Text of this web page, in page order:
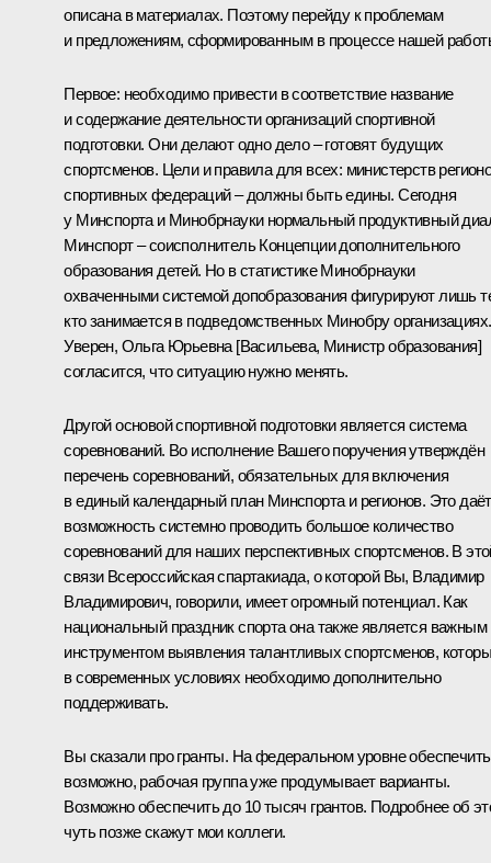
описана в материалах. Поэтому перейду к проблемам
и предложениям, сформированным в процессе нашей
Первое: необходимо привести в соответствие название
и содержание деятельности организаций спортивной
подготовки. Они делают одно дело – готовят будущих
спортсменов. Цели и правила для всех: министерств
спортивных федераций – должны быть едины. Сегодня
у Минспорта и Минобрнауки нормальный продуктивный
Минспорт – соисполнитель Концепции дополнительного
образования детей. Но в статистике Минобрнауки
охваченными системой допобразования фигурируют лишь
кто занимается в подведомственных Минобру организациях.
Уверен, Ольга Юрьевна [Васильева, Министр образования]
согласится, что ситуацию нужно менять.
Другой основой спортивной подготовки является система
соревнований. Во исполнение Вашего поручения утверждён
перечень соревнований, обязательных для включения
в единый календарный план Минспорта и регионов. Это даёт
возможность системно проводить большое количество
соревнований для наших перспективных спортсменов. В
связи Всероссийская спартакиада, о которой Вы, Владимир
Владимирович, говорили, имеет огромный потенциал. Как
национальный праздник спорта она также является важным
инструментом выявления талантливых спортсменов,
в современных условиях необходимо дополнительно
поддерживать.
Вы сказали про гранты. На федеральном уровне
возможно, рабочая группа уже продумывает варианты.
Возможно обеспечить до 10 тысяч грантов. Подробнее об
чуть позже скажут мои коллеги.